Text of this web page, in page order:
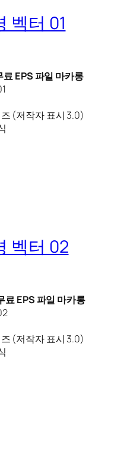
벡터 01
EPS 파일 마카롱
(저작자 표시 3.0)
벡터 02
료 EPS 파일 마카롱
(저작자 표시 3.0)